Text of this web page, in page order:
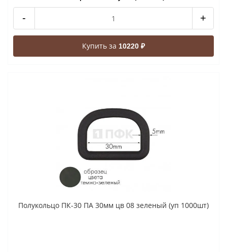
- +
Купить за 10220 ₽
Полукольцо ПК-30 ПА 30мм цв 08 зеленый (уп 1000шт)